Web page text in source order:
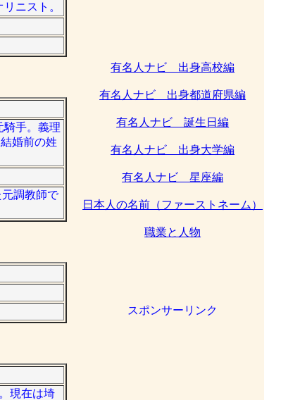
ニスト。
騎手。義理
婚前の姓
調教師で
現在は埼
有名人ナビ 出身高校編
有名人ナビ 出身都道府県編
有名人ナビ 誕生日編
有名人ナビ 出身大学編
有名人ナビ 星座編
日本人の名前（ファーストネーム）
職業と人物
スポンサーリンク